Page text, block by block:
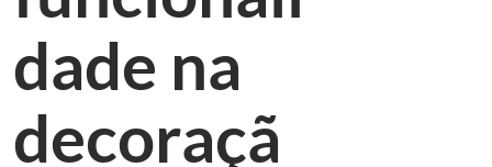
dade na
decoraçã